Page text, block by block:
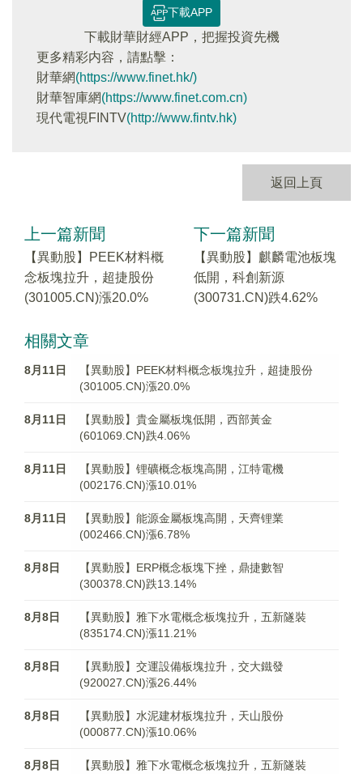
下載APP
下載財華財經APP，把握投資先機
更多精彩内容，請點擊：
財華網(https://www.finet.hk/)
財華智庫網(https://www.finet.com.cn)
現代電視FINTV(http://www.fintv.hk)
返回上頁
上一篇新聞
【異動股】PEEK材料概
念板塊拉升，超捷股份
(301005.CN)漲20.0%
下一篇新聞
【異動股】麒麟電池板塊
低開，科創新源
(300731.CN)跌4.62%
相關文章
8月11日
【異動股】PEEK材料概念板塊拉升，超捷股份
(301005.CN)漲20.0%
8月11日
【異動股】貴金屬板塊低開，西部黃金
(601069.CN)跌4.06%
8月11日
【異動股】锂礦概念板塊高開，江特電機
(002176.CN)漲10.01%
8月11日
【異動股】能源金屬板塊高開，天齊锂業
(002466.CN)漲6.78%
8月8日
【異動股】ERP概念板塊下挫，鼎捷數智
(300378.CN)跌13.14%
8月8日
【異動股】雅下水電概念板塊拉升，五新隧裝
(835174.CN)漲11.21%
8月8日
【異動股】交運設備板塊拉升，交大鐵發
(920027.CN)漲26.44%
8月8日
【異動股】水泥建材板塊拉升，天山股份
(000877.CN)漲10.06%
8月8日
【異動股】雅下水電概念板塊拉升，五新隧裝